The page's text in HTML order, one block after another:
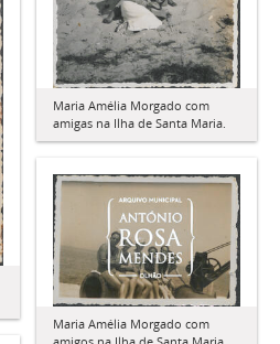
Maria Amélia Morgado com
amigas na Ilha de Santa Maria.
Maria Amélia Morgado com